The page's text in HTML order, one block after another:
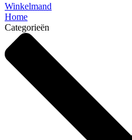
Winkelmand
Home
Categorieën